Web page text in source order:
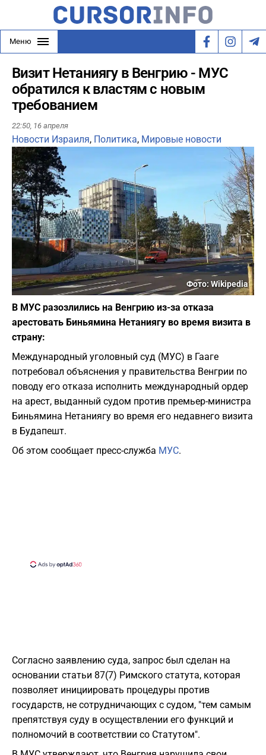
Меню
Визит Нетаниягу в Венгрию - МУС
обратился к властям с новым
требованием
22:50, 16 апреля
Новости Израиля, Политика, Мировые новости
Фото: Wikipedia
В МУС разозлились на Венгрию из-за отказа
арестовать Биньямина Нетаниягу во время визита в
страну:
Международный уголовный суд (МУС) в Гааге
потребовал объяснения у правительства Венгрии по
поводу его отказа исполнить международный ордер
на арест, выданный судом против премьер-министра
Биньямина Нетаниягу во время его недавнего визита
в Будапешт.
Об этом сообщает пресс-служба МУС.
Согласно заявлению суда, запрос был сделан на
основании статьи 87(7) Римского статута, которая
позволяет инициировать процедуры против
государств, не сотрудничающих с судом, "тем самым
препятствуя суду в осуществлении его функций и
полномочий в соответствии со Статутом".